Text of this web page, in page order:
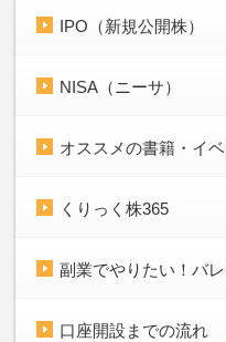
IPO（新規公開株）
NISA（ニーサ）
オススメの書籍・イベ
くりっく株365
副業でやりたい！バレ
口座開設までの流れ